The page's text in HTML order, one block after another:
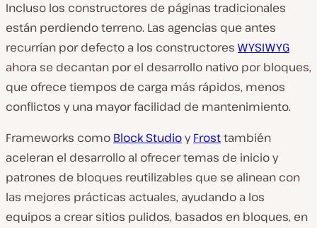
Incluso los constructores de páginas tradicionales
están perdiendo terreno. Las agencias que antes
recurrían por defecto a los constructores WYSIWYG
ahora se decantan por el desarrollo nativo por bloques,
que ofrece tiempos de carga más rápidos, menos
conflictos y una mayor facilidad de mantenimiento.
Frameworks como Block StudioyFrosttambién
aceleran el desarrollo al ofrecer temas de inicio y
patrones de bloques reutilizables que se alinean con
las mejores prácticas actuales, ayudando a los
equipos a crear sitios pulidos, basados en bloques, en